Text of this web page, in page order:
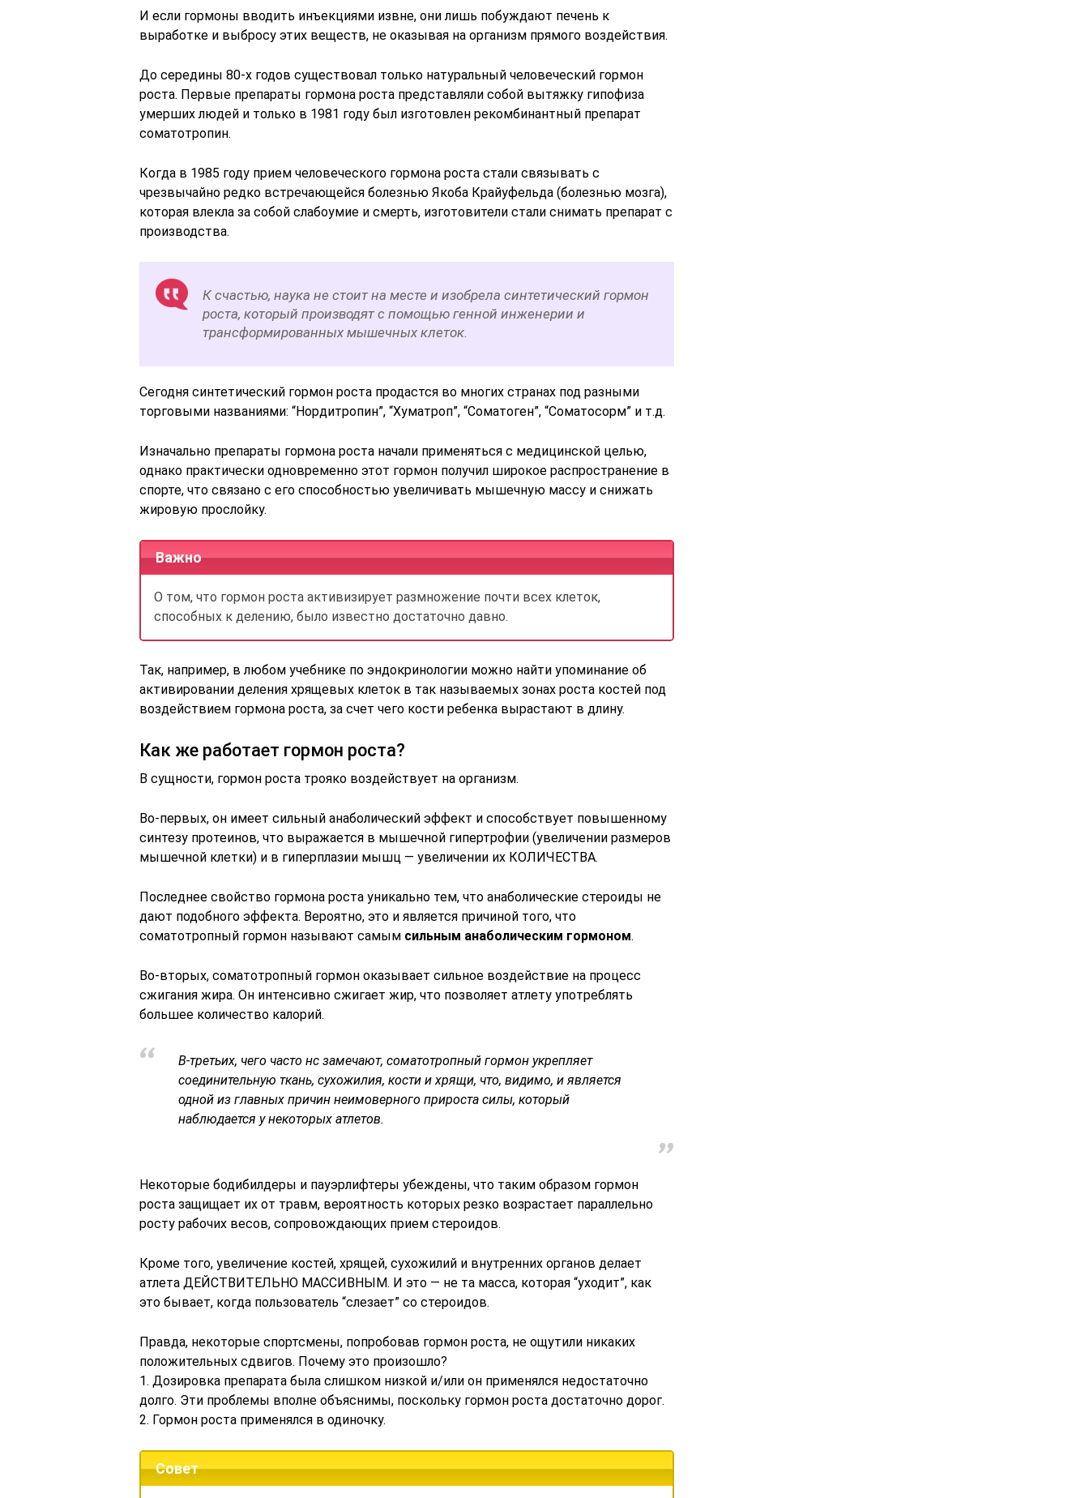
И если гормоны вводить инъекциями извне, они лишь побуждают печень к
выработке и выбросу этих веществ, не оказывая на организм прямого воздействия.
До середины 80-х годов существовал только натуральный человеческий гормон
роста. Первые препараты гормона роста представляли собой вытяжку гипофиза
умерших людей и только в 1981 году был изготовлен рекомбинантный препарат
соматотропин.
Когда в 1985 году прием человеческого гормона роста стали связывать с
чрезвычайно редко встречающейся болезнью Якоба Крайуфельда (болезнью мозга),
которая влекла за собой слабоумие и смерть, изготовители стали снимать препарат с
производства.
К счастью, наука не стоит на месте и изобрела синтетический гормон
роста, который производят с помощью генной инженерии и
трансформированных мышечных клеток.
Сегодня синтетический гормон роста продастся во многих странах под разными
торговыми названиями: “Нордитропин”, “Хуматроп”, “Соматоген”, “Соматосорм” и т.д.
Изначально препараты гормона роста начали применяться с медицинской целью,
однако практически одновременно этот гормон получил широкое распространение в
спорте, что связано с его способностью увеличивать мышечную массу и снижать
жировую прослойку.
Важно
О том, что гормон роста активизирует размножение почти всех клеток,
способных к делению, было известно достаточно давно.
Так, например, в любом учебнике по эндокринологии можно найти упоминание об
активировании деления хрящевых клеток в так называемых зонах роста костей под
воздействием гормона роста, за счет чего кости ребенка вырастают в длину.
Как же работает гормон роста?
В сущности, гормон роста трояко воздействует на организм.
Во-первых, он имеет сильный анаболический эффект и способствует повышенному
синтезу протеинов, что выражается в мышечной гипертрофии (увеличении размеров
мышечной клетки) и в гиперплазии мышц — увеличении их КОЛИЧЕСТВА.
Последнее свойство гормона роста уникально тем, что анаболические стероиды не
дают подобного эффекта. Вероятно, это и является причиной того, что
соматотропный гормон называют самым сильным анаболическим гормоном.
Во-вторых, соматотропный гормон оказывает сильное воздействие на процесс
сжигания жира. Он интенсивно сжигает жир, что позволяет атлету употреблять
большее количество калорий.
В-третьих, чего часто нс замечают, соматотропный гормон укрепляет
соединительную ткань, сухожилия, кости и хрящи, что, видимо, и является
одной из главных причин неимоверного прироста силы, который
наблюдается у некоторых атлетов.
Некоторые бодибилдеры и пауэрлифтеры убеждены, что таким образом гормон
роста защищает их от травм, вероятность которых резко возрастает параллельно
росту рабочих весов, сопровождающих прием стероидов.
Кроме того, увеличение костей, хрящей, сухожилий и внутренних органов делает
атлета ДЕЙСТВИТЕЛЬНО МАССИВНЫМ. И это — не та масса, которая “уходит”, как
это бывает, когда пользователь “слезает” со стероидов.
Правда, некоторые спортсмены, попробовав гормон роста, не ощутили никаких
положительных сдвигов. Почему это произошло?
1. Дозировка препарата была слишком низкой и/или он применялся недостаточно
долго. Эти проблемы вполне объяснимы, поскольку гормон роста достаточно дорог.
2. Гормон роста применялся в одиночку.
Совет